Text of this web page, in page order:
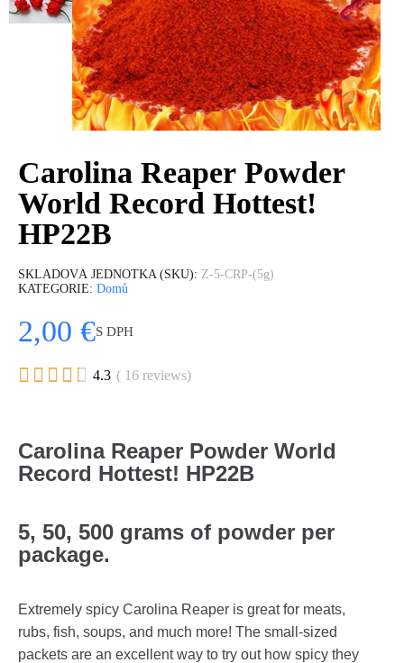
Carolina Reaper Powder
World Record Hottest!
HP22B
SKLADOVÁ JEDNOTKA (SKU) Z-5-CRP-(5g)
KATEGORIE Domů
2,00 €S DPH
     4.3 ( 16 reviews)
Carolina Reaper Powder World
Record Hottest! HP22B
5, 50, 500 grams of powder per
package.
Extremely spicy Carolina Reaper is great for meats,
rubs, fish, soups, and much more! The small-sized
packets are an excellent way to try out how spicy they